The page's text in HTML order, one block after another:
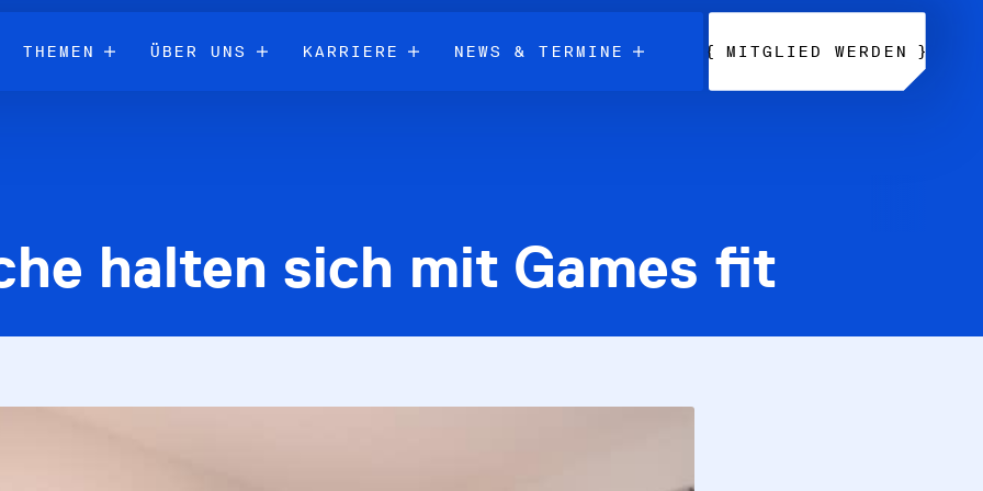
THEMEN ÜBER UNS KARRIERE NEWS & TERMINE { MITGLIED WERDEN }
halten sich mit Games fit